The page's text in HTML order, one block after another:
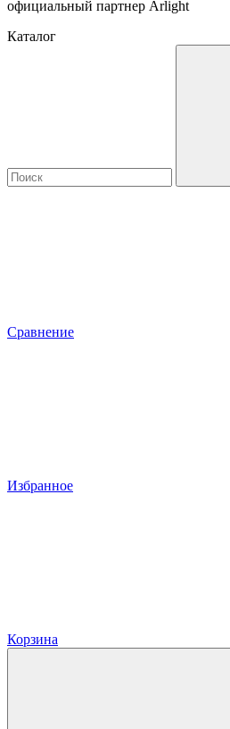
официальный партнер Arlight
Каталог
Сравнение
Избранное
Корзина